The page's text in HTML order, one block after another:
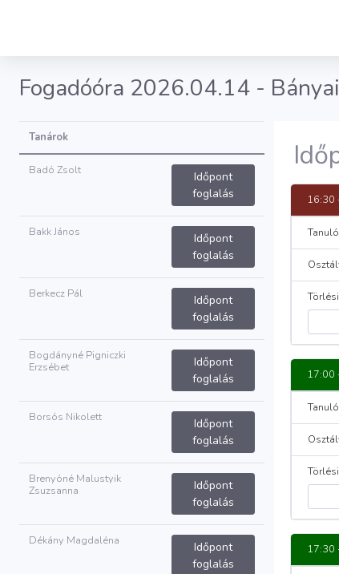
Fogadóóra 2026.04.14 -
Tanárok
Badó Zsolt
Időpont
foglalás
Bakk János
Időpont
foglalás
Berkecz Pál
Időpont
foglalás
Bogdányné Pigniczki
Erzsébet
Időpont
foglalás
Borsós Nikolett
Időpont
foglalás
Brenyóné Malustyik
Zsuzsanna
Időpont
foglalás
Dékány Magdaléna
Időpont
foglalás
16:30
17:00
17:30